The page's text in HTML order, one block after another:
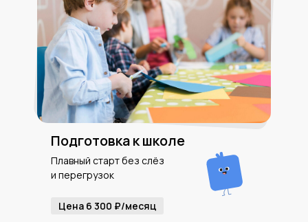
Подготовка к школе
Плавный старт без слёз
и перегрузок
Цена 6 300 ₽/месяц